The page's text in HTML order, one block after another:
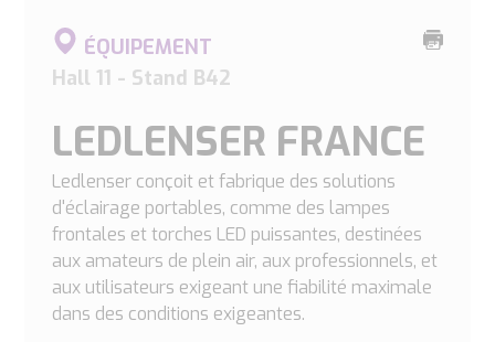
Imprimer
ÉQUIPEMENT
Hall 11 - Stand B42
LEDLENSER FRANCE
Ledlenser conçoit et fabrique des solutions
d'éclairage portables, comme des lampes
frontales et torches LED puissantes, destinées
aux amateurs de plein air, aux professionnels, et
aux utilisateurs exigeant une fiabilité maximale
dans des conditions exigeantes.